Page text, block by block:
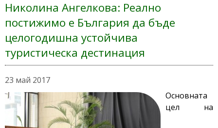
Николина Ангелкова: Реално
постижимо е България да бъде
целогодишна устойчива
туристическа дестинация
23 май 2017
Основната
цел на